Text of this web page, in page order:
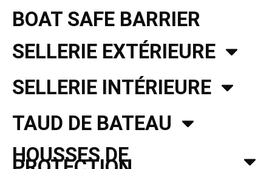
BOAT SAFE BARRIER
SELLERIE EXTÉRIEURE
SELLERIE INTÉRIEURE
TAUD DE BATEAU
HOUSSES DE